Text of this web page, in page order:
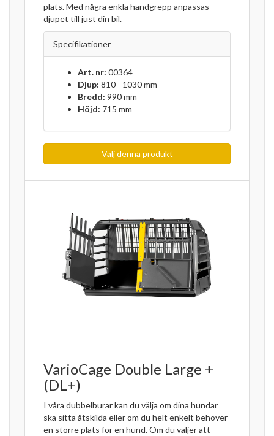
plats. Med några enkla handgrepp anpassas
djupet till just din bil.
Specifikationer
Art. nr: 00364
Djup: 810 - 1030 mm
Bredd: 990 mm
Höjd: 715 mm
Välj denna produkt
VarioCage Double Large +
(DL+)
I våra dubbelburar kan du välja om dina hundar
ska sitta åtskilda eller om du helt enkelt behöver
en större plats för en hund. Om du väljer att